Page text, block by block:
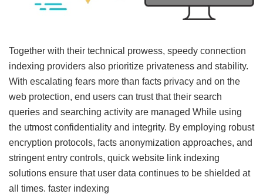
Together with their technical prowess, speedy connection
indexing providers also prioritize privateness and stability.
With escalating fears more than facts privacy and on the
web protection, end users can trust that their search
queries and searching activity are managed While using
the utmost confidentiality and integrity. By employing robust
encryption protocols, facts anonymization approaches, and
stringent entry controls, quick website link indexing
solutions ensure that user data continues to be shielded at
all times. faster indexing